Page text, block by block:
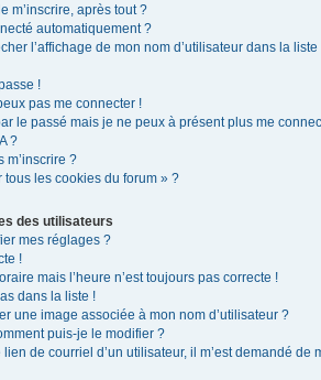
m’inscrire, après tout ?
automatiquement ?
l’affichage de mon nom d’utilisateur dans la liste
!
pas me connecter !
le passé mais je ne peux à présent plus me
?
m’inscrire ?
les cookies du forum » ?
des utilisateurs
mes réglages ?
!
mais l’heure n’est toujours pas correcte !
dans la liste !
une image associée à mon nom d’utilisateur ?
puis-je le modifier ?
de courriel d’un utilisateur, il m’est demandé de